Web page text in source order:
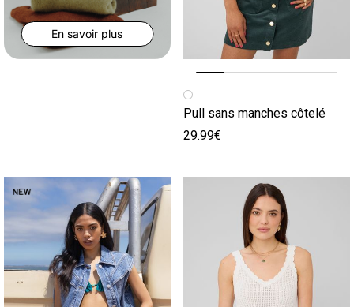
En savoir plus
Image précédente
Image suivante
Pull sans manches côtelé
29.99€